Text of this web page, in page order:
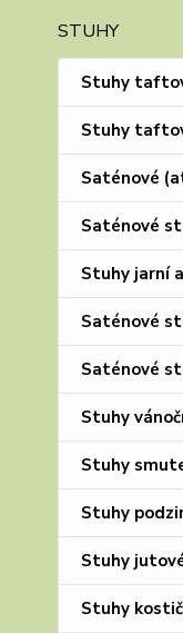
STUHY
Stuhy
Stuhy
Saténové
Saténové
Stuhy jarní
Saténové
Saténové
Stuhy
Stuhy
Stuhy
Stuhy jutové
Stuhy